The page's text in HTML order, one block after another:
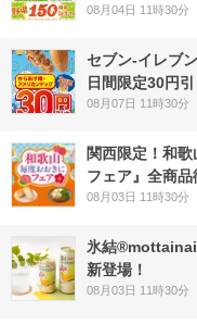
08月04日 11時30分
セブン‐イレブ
日間限定30円
08月07日 11時30分
関西限定！和
フェア』全商品
08月03日 11時30分
氷結®mottainai
新登場！
08月03日 11時30分